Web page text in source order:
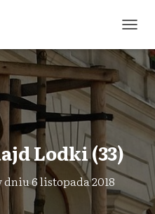
R
Z
Ą
C
Z
A
I
G
Lodki (33)
dniu6 listopada 2018